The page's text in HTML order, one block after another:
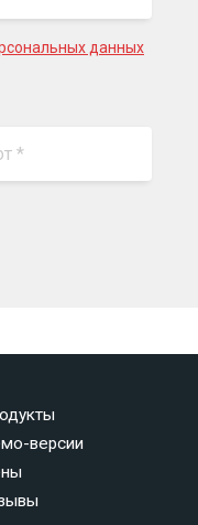
данных
версии